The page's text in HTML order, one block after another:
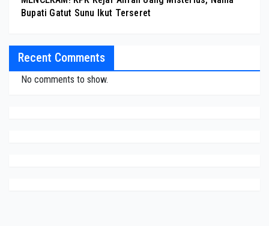
Bupati Gatut Sunu Ikut Terseret
Recent Comments
No comments to show.